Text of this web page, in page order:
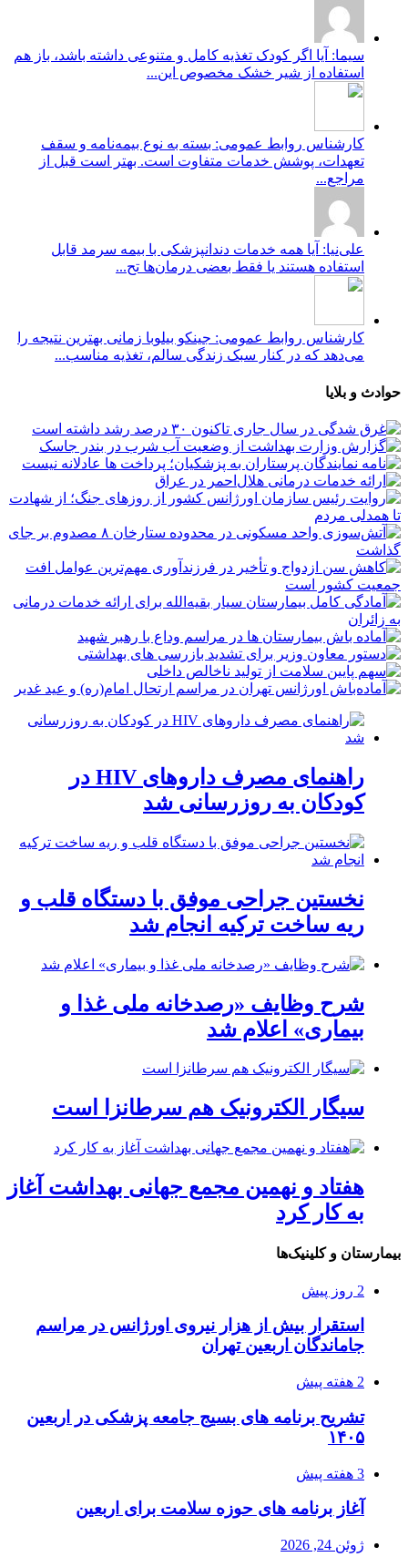
سیما: آیا اگر کودک تغذیه کامل و متنوعی داشته باشد، باز هم
استفاده از شیر خشک مخصوص این...
کارشناس روابط عمومی: بسته به نوع بیمه‌نامه و سقف
تعهدات، پوشش خدمات متفاوت است. بهتر است قبل از
مراجع...
علی‌نیا: آیا همه خدمات دندانپزشکی با بیمه سرمد قابل
استفاده هستند یا فقط بعضی درمان‌ها تح...
کارشناس روابط عمومی: جینکو بیلوبا زمانی بهترین نتیجه را
می‌دهد که در کنار سبک زندگی سالم، تغذیه مناسب...
حوادث و بلایا
راهنمای مصرف داروهای HIV در
کودکان به روزرسانی شد
نخستین جراحی موفق با دستگاه قلب و
ریه ساخت ترکیه انجام شد
شرح وظایف «رصدخانه ملی غذا و
بیماری» اعلام شد
سیگار الکترونیک هم سرطانزا است
هفتاد و نهمین مجمع جهانی بهداشت آغاز
به کار کرد
بیمارستان و کلینیک‌ها
2 روز پیش
استقرار بیش از هزار نیروی اورژانس در مراسم
جاماندگان اربعین تهران
2 هفته پیش
تشریح برنامه های بسیج جامعه پزشکی در اربعین
۱۴۰۵
3 هفته پیش
آغاز برنامه های حوزه سلامت برای اربعین
ژوئن 24, 2026